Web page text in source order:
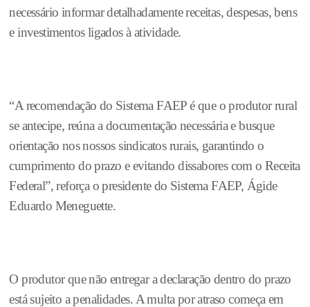
necessário informar detalhadamente receitas, despesas, bens
e investimentos ligados à atividade.
“A recomendação do Sistema FAEP é que o produtor rural
se antecipe, reúna a documentação necessária e busque
orientação nos nossos sindicatos rurais, garantindo o
cumprimento do prazo e evitando dissabores com o Receita
Federal”, reforça o presidente do Sistema FAEP, Ágide
Eduardo Meneguette.
O produtor que não entregar a declaração dentro do prazo
está sujeito a penalidades. A multa por atraso começa em